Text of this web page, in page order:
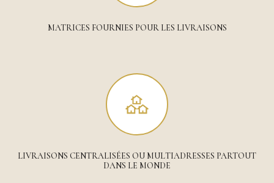
MATRICES FOURNIES POUR LES LIVRAISONS
LIVRAISONS CENTRALISÉES OU MULTIADRESSES PARTOUT
DANS LE MONDE